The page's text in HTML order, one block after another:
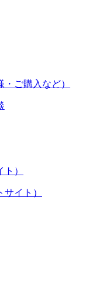
ご購入など）
）
イト）